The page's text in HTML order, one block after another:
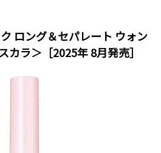
ロング＆セパレート ウォン
カラ＞［2025年 8月発売］